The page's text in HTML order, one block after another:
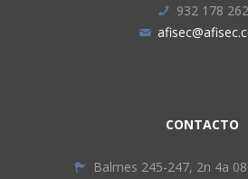
932 178 262
CONTACTO
Balmes 245-247, 2n 4a